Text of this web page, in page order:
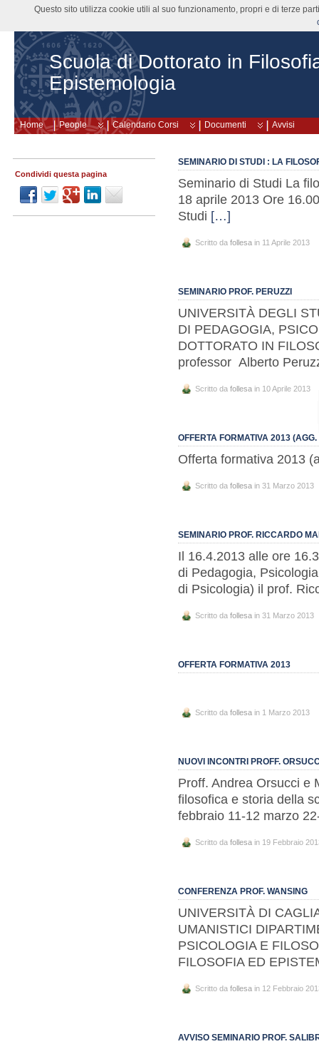
Scuola di Dottorato in
Epistemologia
Home People Calendario Corsi Documenti Avvisi
SEMINARIO DI STUDI : LA
Seminario di Studi La
18 aprile 2013 Ore
Studi […]
Scritto da follesa in 11 Aprile 2013
SEMINARIO PROF. PERUZZI
UNIVERSITÀ DEGLI
DI PEDAGOGIA,
DOTTORATO IN
professor Alberto
Scritto da follesa in 10 Aprile 2013
OFFERTA FORMATIVA 2013
Offerta formativa 2013
Scritto da follesa in 31 Marzo 2013
SEMINARIO PROF. RICCARDO
Il 16.4.2013 alle ore
di Pedagogia,
di Psicologia) il prof.
Scritto da follesa in 31 Marzo 2013
OFFERTA FORMATIVA 2013
Scritto da follesa in 1 Marzo 2013
NUOVI INCONTRI PROFF.
Proff. Andrea Orsucci e
filosofica e storia della
febbraio 11-12 marzo
Scritto da follesa in 19 Febbraio
CONFERENZA PROF. WANSING
UNIVERSITÀ DI
UMANISTICI
PSICOLOGIA E
FILOSOFIA ED
Scritto da follesa in 12 Febbraio
AVVISO SEMINARIO PROF.
Condividi questa pagina
Questo sito utilizza cookie utili al suo funzionamento, propri e di terze